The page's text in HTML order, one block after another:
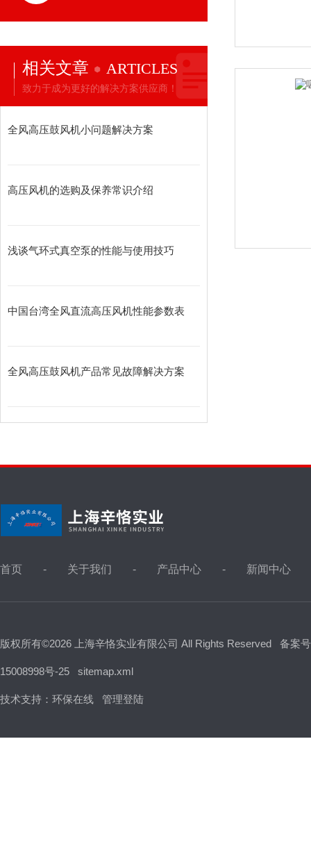
相关文章 ARTICLES
致力于成为更好的解决方案供应商！
全风高压鼓风机小问题解决方案
高压风机的选购及保养常识介绍
浅谈气环式真空泵的性能与使用技巧
中国台湾全风直流高压风机性能参数表
全风高压鼓风机产品常见故障解决方案
首页 关于我们 产品中心 新闻中心
版权所有©2026 上海辛恪实业有限公司 All Rights Reserved 备案
15008998号-25 sitemap.xml
技术支持： 环保在线 管理登陆